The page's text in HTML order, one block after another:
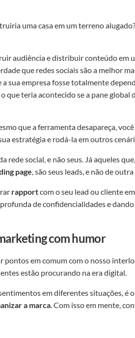
uma casa em um terreno
audiência e distribuir conteúdo em
que redes sociais são a melhor
a sua empresa fosse totalmente
que teria acontecido se a pane global
que a ferramenta desapareça,
estratégia e rodá-la em outros
rede social, e não seus. Já aqueles
page, são seus leads, e não de
rapportcom o seu lead ou cliente
de confidencialidades e
com humor
pontos em comum com o nosso
estão procurando na era digital.
em diferentes situações, é
a marca. Com isso em mente,